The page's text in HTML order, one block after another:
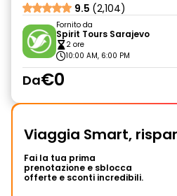
9.5 (2,104)
Fornito da
Spirit Tours Sarajevo
2 ore
10:00 AM, 6:00 PM
Da€0
Viaggia Smart,
Fai la tua prima
prenotazione e sblocca
offerte e sconti incredibili.